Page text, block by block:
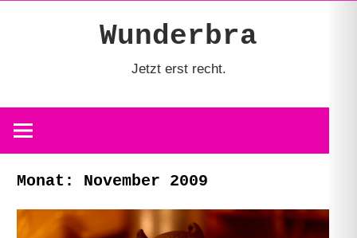
Wunderbra
Jetzt erst recht.
Monat: November 2009